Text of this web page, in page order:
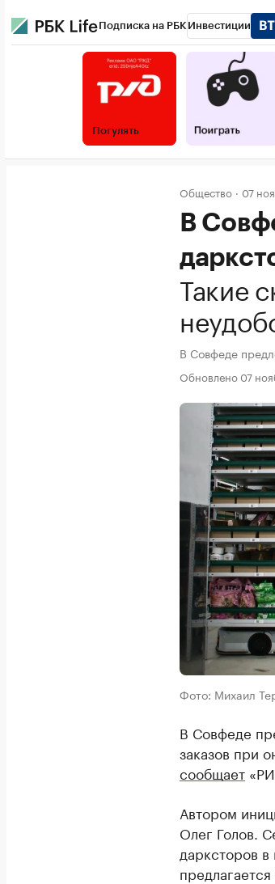
Подписка на РБК Инвестиции
Погулять
Общество 07
В
Такие
В Совфеде
Обновлено 07
Фото: Михаил
В Совфеде
заказов при
сообщает
Автором
Олег Голов.
дарксторов